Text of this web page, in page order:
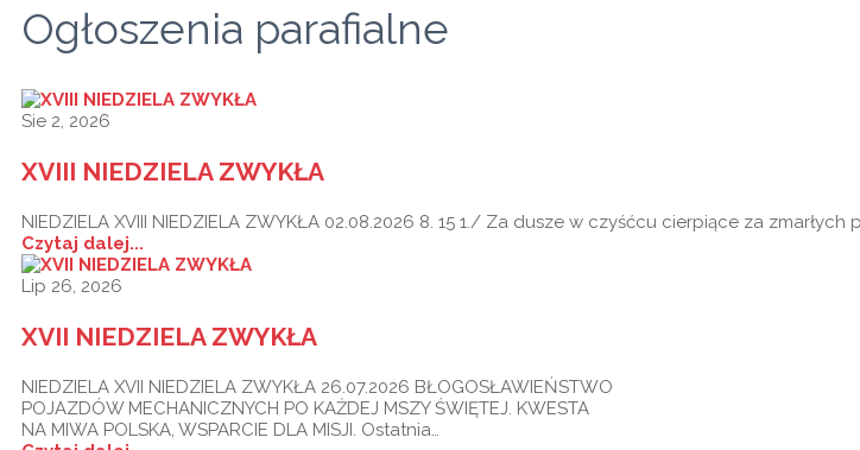
Ogłoszenia parafialne
Sie 2, 2026
XVIII NIEDZIELA ZWYKŁA
NIEDZIELA XVIII NIEDZIELA ZWYKŁA 02.08.2026 8. 15 1./ Za dusze w czyśćcu cierpiące za
Czytaj dalej...
Lip 26, 2026
XVII NIEDZIELA ZWYKŁA
NIEDZIELA XVII NIEDZIELA ZWYKŁA 26.07.2026 BŁOGOSŁAWIEŃSTWO
POJAZDÓW MECHANICZNYCH PO KAŻDEJ MSZY ŚWIĘTEJ. KWESTA
NA MIWA POLSKA, WSPARCIE DLA MISJI. Ostatnia…